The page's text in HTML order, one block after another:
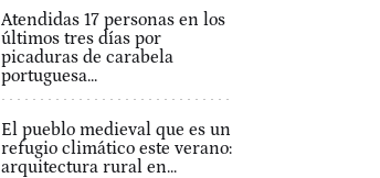
Atendidas 17 personas en los
últimos tres días por
picaduras de carabela
portuguesa...
El pueblo medieval que es un
refugio climático este verano:
arquitectura rural en...